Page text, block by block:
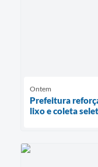
Ontem
Prefeitura
lixo e coleta